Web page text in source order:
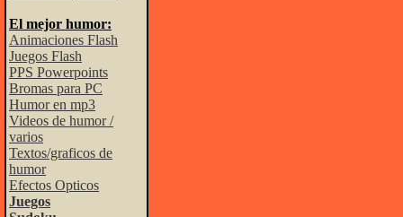
El mejor humor:
Animaciones Flash
Juegos Flash
PPS Powerpoints
Bromas para PC
Humor en mp3
Videos de humor /
varios
Textos/graficos de
humor
Efectos Opticos
Juegos